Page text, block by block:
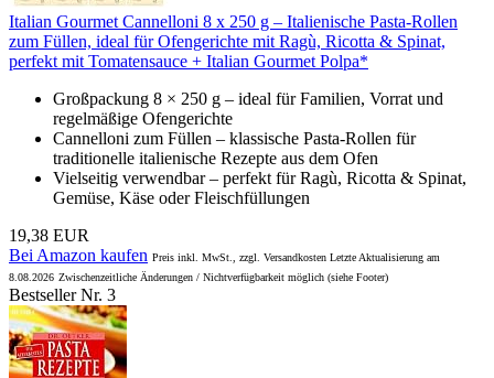
Italian Gourmet Cannelloni 8 x 250 g – Italienische Pasta-Rollen
zum Füllen, ideal für Ofengerichte mit Ragù, Ricotta & Spinat,
perfekt mit Tomatensauce + Italian Gourmet Polpa*
Großpackung 8 × 250 g – ideal für Familien, Vorrat und
regelmäßige Ofengerichte
Cannelloni zum Füllen – klassische Pasta-Rollen für
traditionelle italienische Rezepte aus dem Ofen
Vielseitig verwendbar – perfekt für Ragù, Ricotta & Spinat,
Gemüse, Käse oder Fleischfüllungen
19,38 EUR
Bei Amazon kaufen Preis inkl. MwSt., zzgl. Versandkosten Letzte Aktualisierung am
8.08.2026 Zwischenzeitliche Änderungen / Nichtverfügbarkeit möglich (siehe Footer)
Bestseller Nr. 3